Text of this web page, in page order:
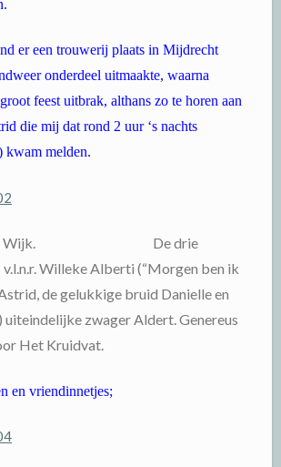
er een trouwerij plaats in Mijdrecht
onderdeel uitmaakte, waarna
feest uitbrak, althans zo te horen aan
die mij dat rond 2 uur ‘s nachts
kwam melden.
van Wijk. De drie
Willeke Alberti (“Morgen ben ik
de gelukkige bruid Danielle en
uiteindelijke zwager Aldert. Genereus
Het Kruidvat.
en vriendinnetjes;